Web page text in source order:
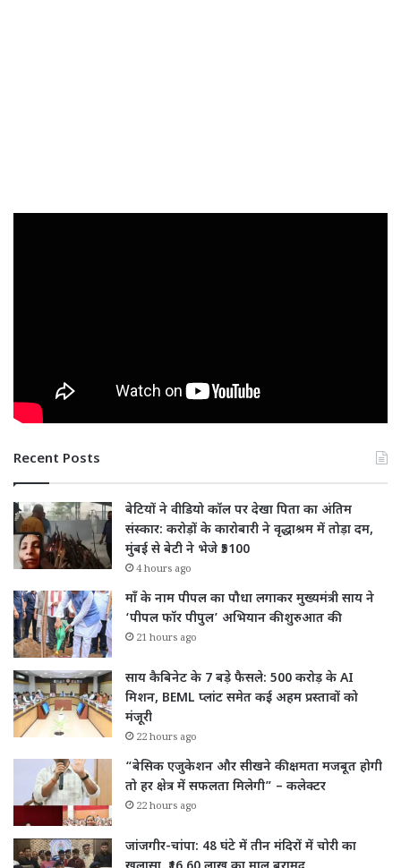
Recent Posts
बेटियों ने वीडियो कॉल पर देखा पिता का अंतिम
संस्कार: करोड़ों के कारोबारी ने वृद्धाश्रम में तोड़ा दम,
मुंबई से बेटी ने भेजे ₹5100
4 hours ago
माँ के नाम पीपल का पौधा लगाकर मुख्यमंत्री साय ने
‘पीपल फॉर पीपुल’ अभियान की शुरुआत की
21 hours ago
साय कैबिनेट के 7 बड़े फैसले: 500 करोड़ के AI
मिशन, BEML प्लांट समेत कई अहम प्रस्तावों को
मंजूरी
22 hours ago
“बेसिक एजुकेशन और सीखने की क्षमता मजबूत होगी
तो हर क्षेत्र में सफलता मिलेगी” – कलेक्टर
22 hours ago
जांजगीर-चांपा: 48 घंटे में तीन मंदिरों में चोरी का